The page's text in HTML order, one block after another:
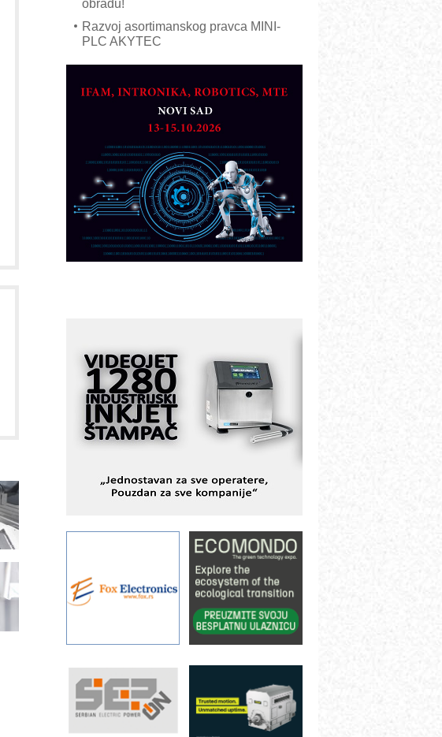
obradu!
Razvoj asortimanskog pravca MINI-
PLC AKYTEC
AUKOM: Svetski standard metrologije
MOTOMAN – NEXT-Robotika vođena
veštačkom inteligencijom
industrijsku automatizaciju
pionirskimmobile operator PANEL-OM
Fleksibilno stezanje i brzo
podešavanje u proizvodnji prototipova
KIP KOP – napredna rešenja za
savremene industrijske i logističke
objekte
kontrole kvaliteta
STAUFF – Komponente koje
povećavaju pouzdanost hidrauličkih
sistema
YAMADA pumpe – japanska
pouzdanost u transferu fluida
rešenja za filtraciju u hidrauličkim i
procesnim sistemima
industrije i biznisa
RILINEX kompanije Rittal
FANUC: Najbolje za vašu pametnu
automatizaciju
Efikasno upravljanje energijom
Automatizacija pakovanja · Display
Proizvodnja iC7 Hybrid 1500 VDC
mrežnog pretvarača sa tečnim
hlađenjem
Potpuna efikasnost bez složenih